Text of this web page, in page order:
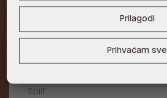
10000 Zagreb
ALDO, Arena Centar 10020 Zagreb
ALDO, Mall of Split Split
Split
Prilagodi
Prihvaćam sve